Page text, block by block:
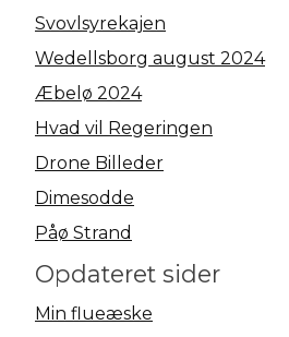
Svovlsyrekajen
Wedellsborg august 2024
Æbelø 2024
Hvad vil Regeringen
Drone Billeder
Dimesodde
Påø Strand
Opdateret sider
Min flueæske